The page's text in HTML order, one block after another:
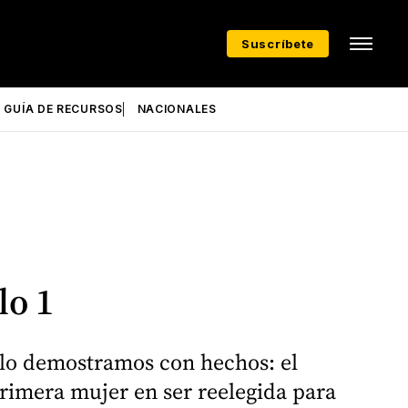
Suscríbete
GUÍA DE RECURSOS NACIONALES
1
demostramos con hechos: el
mujer en ser reelegida para